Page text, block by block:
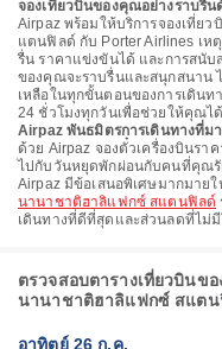
จองเที่ยวบินของคุณอย่างราบรื่น
Airpaz พร้อมให้บริการจองเที่ย
แตนฟิลด์ กับ Porter Airlines เห
รื่น ราคาแข่งขันได้ และการสนับ
ของคุณจะราบรื่นและสนุกสนาน
เหลือในทุกขั้นตอนของการเดินท
24 ชั่วโมงทุกวันเพื่อช่วยให้คุณไ
Airpaz พันธมิตรการเดินทางที่
ด้วย Airpaz จองตั๋วเครื่องบินร
ไปกับวันหยุดพักผ่อนกับคนที่คุณรั
Airpaz มีข้อเสนอพิเศษมากมาย
นานาชาติฮาลิแฟกซ์ สแตนฟิลด์
เดินทางที่ดีที่สุดและส่วนลดที่ไม่มี
ตรวจสอบตารางเที่ยวบินข
นานาชาติฮาลิแฟกซ์ สแต
อาทิตย์ 26 ก.ค.